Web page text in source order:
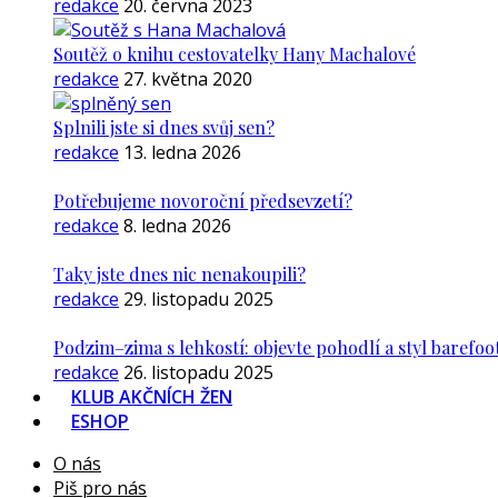
redakce 20. června 2023
Soutěž o knihu cestovatelky Hany Machalové
redakce 27. května 2020
Splnili jste si dnes svůj sen?
redakce 13. ledna 2026
Potřebujeme novoroční předsevzetí?
redakce 8. ledna 2026
Taky jste dnes nic nenakoupili?
redakce 29. listopadu 2025
Podzim–zima s lehkostí: objevte pohodlí a styl
redakce 26. listopadu 2025
KLUB AKČNÍCH ŽEN
ESHOP
O nás
Piš pro nás